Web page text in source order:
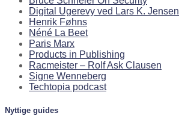
Digital Ugerevy ved Lars K. Jensen
Henrik Føhns
Néné La Beet
Paris Marx
Products in Publishing
Racmeister – Rolf Ask Clausen
Signe Wenneberg
Techtopia podcast
Nyttige guides